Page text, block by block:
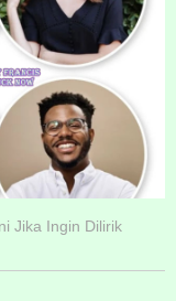
Jika Ingin Dilirik